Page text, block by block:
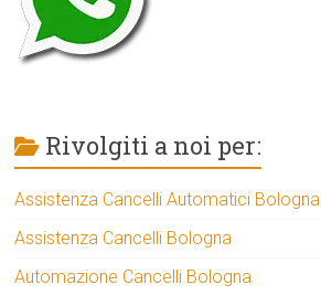
Rivolgiti a noi per:
Assistenza Cancelli Automatici Bologna
Assistenza Cancelli Bologna
Automazione Cancelli Bologna